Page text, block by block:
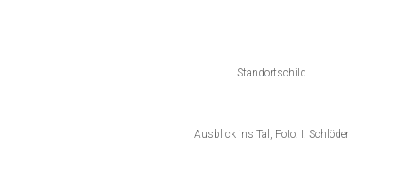
Standortschild
Ausblick ins Tal, Foto: I. Schlöder